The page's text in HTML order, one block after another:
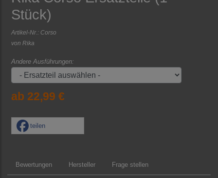
Stück)
Artikel-Nr.: Corso
von Rika
Andere Ausführungen:
ab 22,99 €
teilen
Bewertungen Hersteller Frage stellen